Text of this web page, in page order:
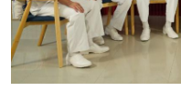
联盟